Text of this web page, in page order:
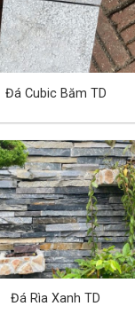
Đá Cubic Băm TD
Đá Rìa Xanh TD